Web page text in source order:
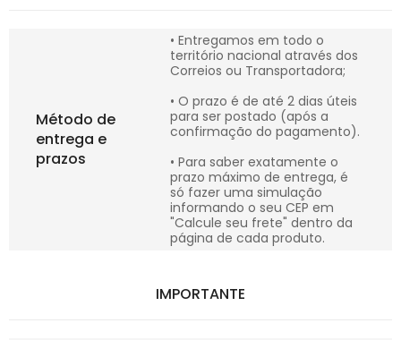
Método de
entrega e
prazos
• Entregamos em todo o
território nacional através dos
Correios ou Transportadora;
• O prazo é de até 2 dias úteis
para ser postado (após a
confirmação do pagamento).
• Para saber exatamente o
prazo máximo de entrega, é
só fazer uma simulação
informando o seu CEP em
"Calcule seu frete" dentro da
página de cada produto.
IMPORTANTE